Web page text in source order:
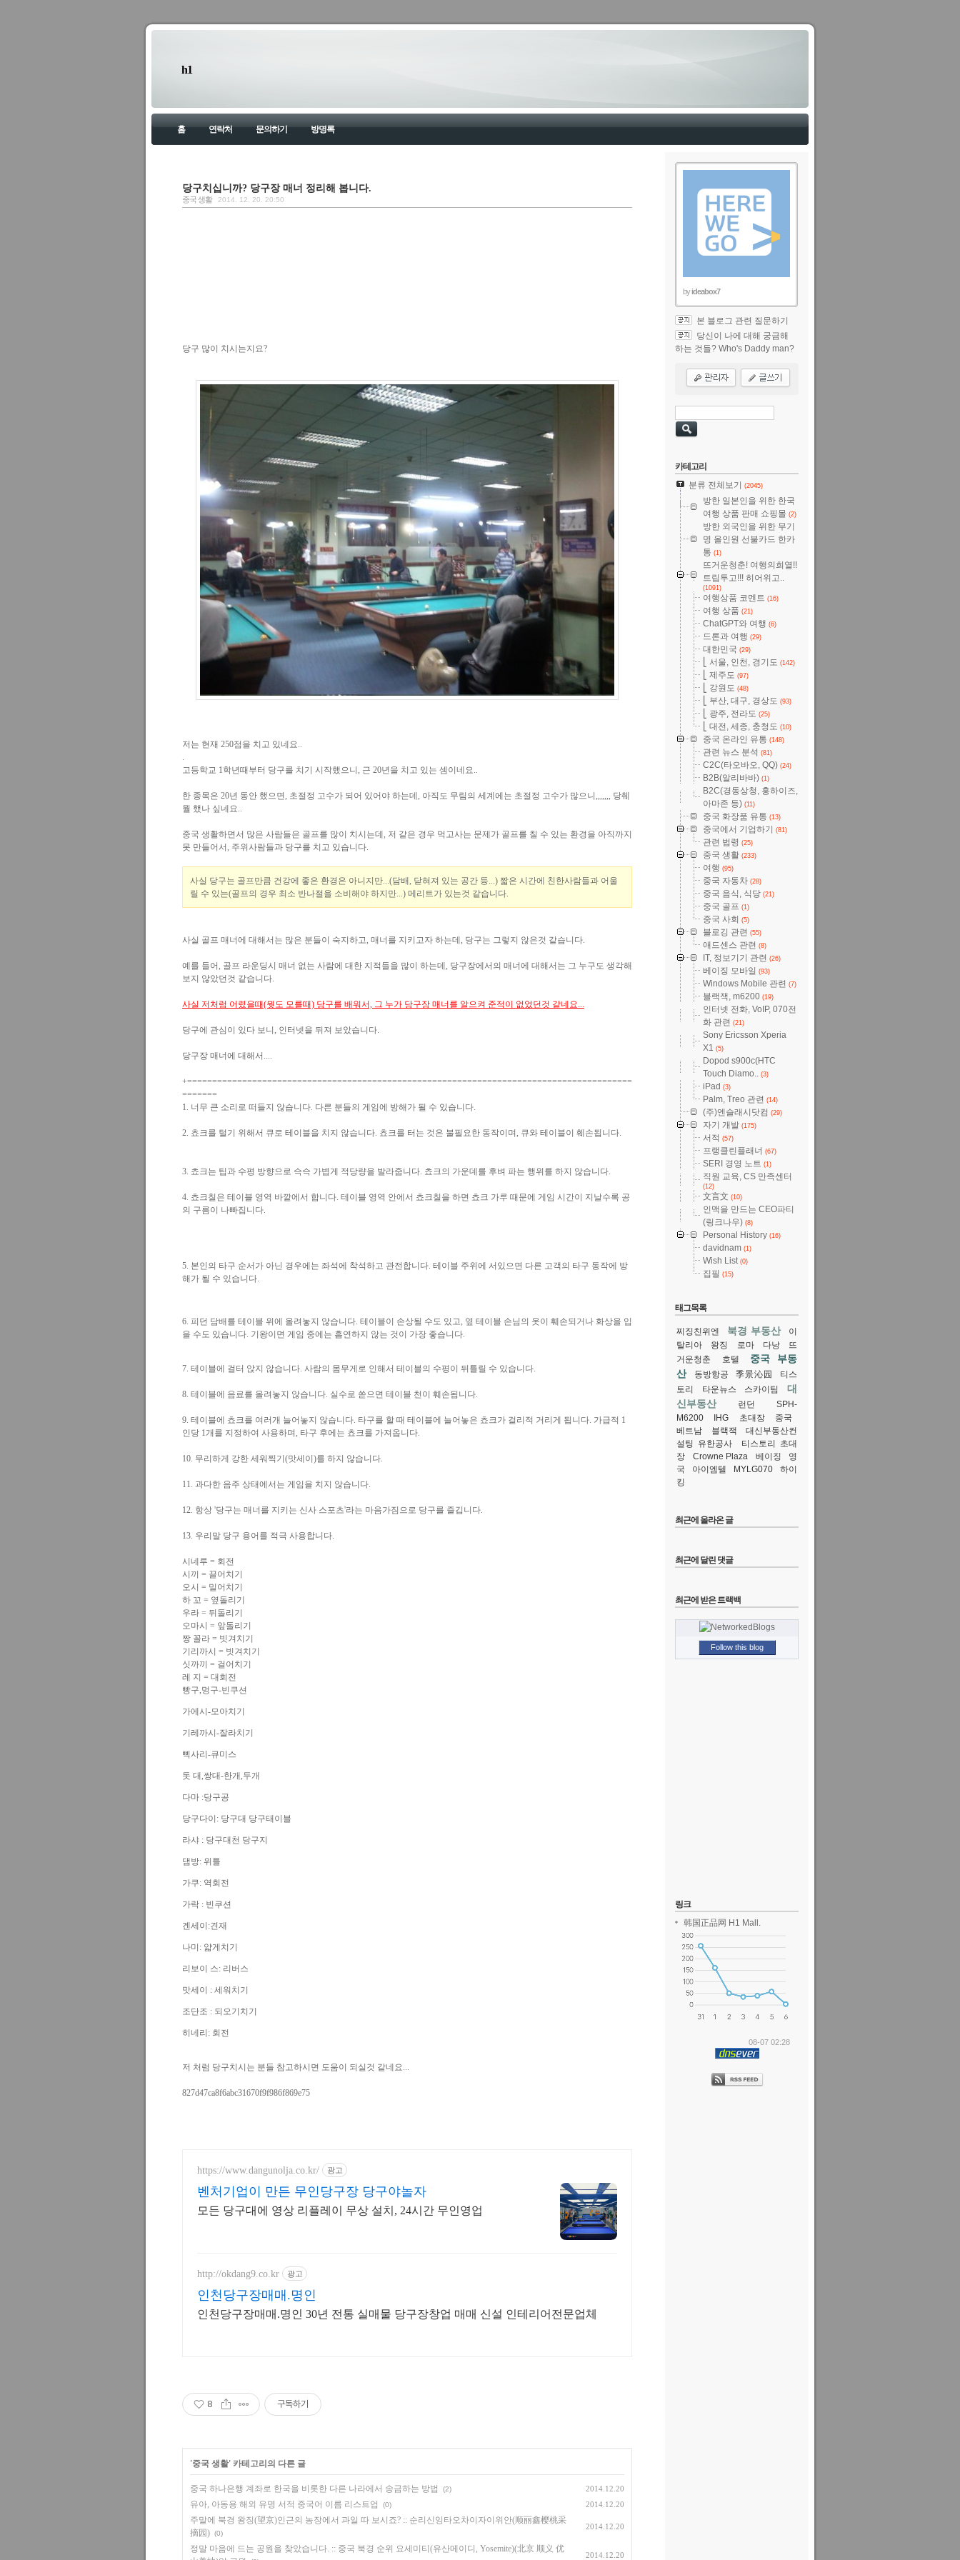
h1
홈 연락처 문의하기 방명록
당구치십니까? 당구장 매너 정리해 봅니다.
중국 생활 2014. 12. 20. 20:50
당구 많이 치시는지요?
저는 현재 250점을 치고 있네요..
.
고등학교 1학년때부터 당구를 치기 시작했으니, 근 20년을 치고 있는 셈이네요..
한 종목은 20년 동안 했으면, 초절정 고수가 되어 있어야 하는데, 아직도 무림의 세계에는 초절정 고수가 많으니,,,,,,, 당췌
뭘 했나 싶네요..
중국 생활하면서 많은 사람들은 골프를 많이 치시는데, 저 같은 경우 먹고사는 문제가 골프를 칠 수 있는 환경을 아직까지
못 만들어서, 주위사람들과 당구를 치고 있습니다.
사실 당구는 골프만큼 건강에 좋은 환경은 아니지만...(담배, 닫혀져 있는 공간 등...) 짧은 시간에 친한사람들과 어울
릴 수 있는(골프의 경우 최소 반나절을 소비해야 하지만...) 메리트가 있는것 같습니다.
사실 골프 매너에 대해서는 많은 분들이 숙지하고, 매너를 지키고자 하는데, 당구는 그렇지 않은것 같습니다.
예를 들어, 골프 라운딩시 매너 없는 사람에 대한 지적들을 많이 하는데, 당구장에서의 매너에 대해서는 그 누구도 생각해
보지 않았던것 같습니다.
사실 저처럼 어렸을때(뭣도 모를때) 당구를 배워서, 그 누가 당구장 매너를 알으켜 준적이 없었던것 같네요...
당구에 관심이 있다 보니, 인터넷을 뒤져 보았습니다.
당구장 매너에 대해서....
+=========================================================================================
=======
1. 너무 큰 소리로 떠들지 않습니다. 다른 분들의 게임에 방해가 될 수 있습니다.
2. 쵸크를 털기 위해서 큐로 테이블을 치지 않습니다. 쵸크를 터는 것은 불필요한 동작이며, 큐와 테이블이 훼손됩니다.
3. 쵸크는 팁과 수평 방향으로 슥슥 가볍게 적당량을 발라줍니다. 쵸크의 가운데를 후벼 파는 행위를 하지 않습니다.
4. 쵸크칠은 테이블 영역 바깥에서 합니다. 테이블 영역 안에서 쵸크칠을 하면 쵸크 가루 때문에 게임 시간이 지날수록 공
의 구름이 나빠집니다.
5. 본인의 타구 순서가 아닌 경우에는 좌석에 착석하고 관전합니다. 테이블 주위에 서있으면 다른 고객의 타구 동작에 방
해가 될 수 있습니다.
6. 피던 담배를 테이블 위에 올려놓지 않습니다. 테이블이 손상될 수도 있고, 옆 테이블 손님의 옷이 훼손되거나 화상을 입
을 수도 있습니다. 기왕이면 게임 중에는 흡연하지 않는 것이 가장 좋습니다.
7. 테이블에 걸터 앉지 않습니다. 사람의 몸무게로 인해서 테이블의 수평이 뒤틀릴 수 있습니다.
8. 테이블에 음료를 올려놓지 않습니다. 실수로 쏟으면 테이블 천이 훼손됩니다.
9. 테이블에 쵸크를 여러개 늘어놓지 않습니다. 타구를 할 때 테이블에 늘어놓은 쵸크가 걸리적 거리게 됩니다. 가급적 1
인당 1개를 지정하여 사용하며, 타구 후에는 쵸크를 가져옵니다.
10. 무리하게 강한 세워찍기(맛세이)를 하지 않습니다.
11. 과다한 음주 상태에서는 게임을 치지 않습니다.
12. 항상 '당구는 매너를 지키는 신사 스포츠'라는 마음가짐으로 당구를 즐깁니다.
13. 우리말 당구 용어를 적극 사용합니다.
시네루 = 회전
시끼 = 끌어치기
오시 = 밀어치기
하 꼬 = 옆돌리기
우라 = 뒤돌리기
오마시 = 앞돌리기
짱 꼴라 = 빗겨치기
기리까시 = 빗겨치기
싯까끼 = 걸어치기
레 지 = 대회전
빵구,멍구-빈쿠션
가에시-모아치기
기레까시-잘라치기
삑사리-큐미스
돗 대,쌍대-한개,두개
다마 :당구공
당구다이: 당구대 당구태이블
라샤 : 당구대천 당구지
댐방: 위틀
가쿠: 역회전
가락 : 빈쿠션
겐세이:견재
나미: 얇게치기
리보이 스: 리버스
맛세이 : 세워치기
조단조 : 되오기치기
히네리: 회전
저 처럼 당구치시는 분들 참고하시면 도움이 되실것 같네요...
827d47ca8f6abc31670f9f986f869e75
https://www.dangunolja.co.kr/ 광고
벤처기업이 만든 무인당구장 당구야놀자
모든 당구대에 영상 리플레이 무상 설치, 24시간 무인영업
http://okdang9.co.kr 광고
인천당구장매매.명인
인천당구장매매.명인 30년 전통 실매물 당구장창업 매매 신설 인테리어전문업체
8 구독하기
'중국 생활' 카테고리의 다른 글
중국 하나은행 계좌로 한국을 비롯한 다른 나라에서 송금하는 방법 (2) 2014.12.20
유아, 아동용 해외 유명 서적 중국어 이름 리스트업 (0) 2014.12.20
주말에 북경 왕징(望京)인근의 농장에서 과일 따 보시죠? :: 순리신잉타오차이자이위안(顺丽鑫樱桃采
摘园) (0)
2014.12.20
정말 마음에 드는 공원을 찾았습니다. :: 중국 북경 순위 요세미티(유산메이디, Yosemite)(北京 顺义 优
2014.12.20
byideabox7
본 블로그 관련 질문하기
당신이 나에 대해 궁금해
하는 것들? Who's Daddy man?
카테고리
분류 전체보기
(2045)
방한 일본인을 위한 한국
여행 상품 판매 쇼핑몰 (2)
방한 외국인을 위한 무기
명 올인원 선불카드 한카
통 (1)
뜨거운청춘! 여행의희열!!
트립투고!!! 히어위고..
(1091)
여행상품 코멘트 (16)
여행 상품 (21)
ChatGPT와 여행 (6)
드론과 여행 (29)
대한민국 (29)
⎣ 서울, 인천, 경기도 (142)
⎣ 제주도 (97)
⎣ 강원도 (48)
⎣ 부산, 대구, 경상도 (93)
⎣ 광주, 전라도 (25)
⎣ 대전, 세종, 충청도 (10)
중국 온라인 유통 (148)
관련 뉴스 분석 (81)
C2C(타오바오, QQ) (24)
B2B(알리바바) (1)
B2C(경동상청, 홍하이즈,
아마존 등) (11)
중국 화장품 유통 (13)
중국에서 기업하기 (81)
관련 법령 (25)
중국 생활 (233)
여행 (95)
중국 자동차 (28)
중국 음식, 식당 (21)
중국 골프 (1)
중국 사회 (5)
블로깅 관련 (55)
애드센스 관련 (8)
IT, 정보기기 관련 (26)
베이징 모바일 (93)
Windows Mobile 관련 (7)
블랙잭, m6200 (19)
인터넷 전화, VoIP, 070전
화 관련 (21)
Sony Ericsson Xperia
X1 (5)
Dopod s900c(HTC
Touch Diamo.. (3)
iPad (3)
Palm, Treo 관련 (14)
(주)엔슬래시닷컴 (29)
자기 개발 (175)
서적 (57)
프랭클린플래너 (67)
SERI 경영 노트 (1)
직원 교육, CS 만족센터
(12)
文言文 (10)
인맥을 만드는 CEO파티
(링크나우) (8)
Personal History (16)
davidnam (1)
Wish List(0)
집필 (15)
태그목록
찌징친위엔 북경 부동산
이
탈리아
왕징 로마 다낭
뜨
거운청춘
호텔
중국 부동
산
동방항공 季景沁园
티스
토리
타운뉴스 스카이팀
대
신부동산
런던
SPH-
M6200
IHG 초대장
중국
베트남
블랙잭
대신부동산컨
설팅 유한공사
티스토리 초대
장
Crowne Plaza 베이징
영
국
아이엠텔 MYLG070
하이
킹
최근에 올라온 글
최근에 달린 댓글
최근에 받은 트랙백
Follow this blog
링크
韩国正品网 H1 Mall.
08-07 02:28